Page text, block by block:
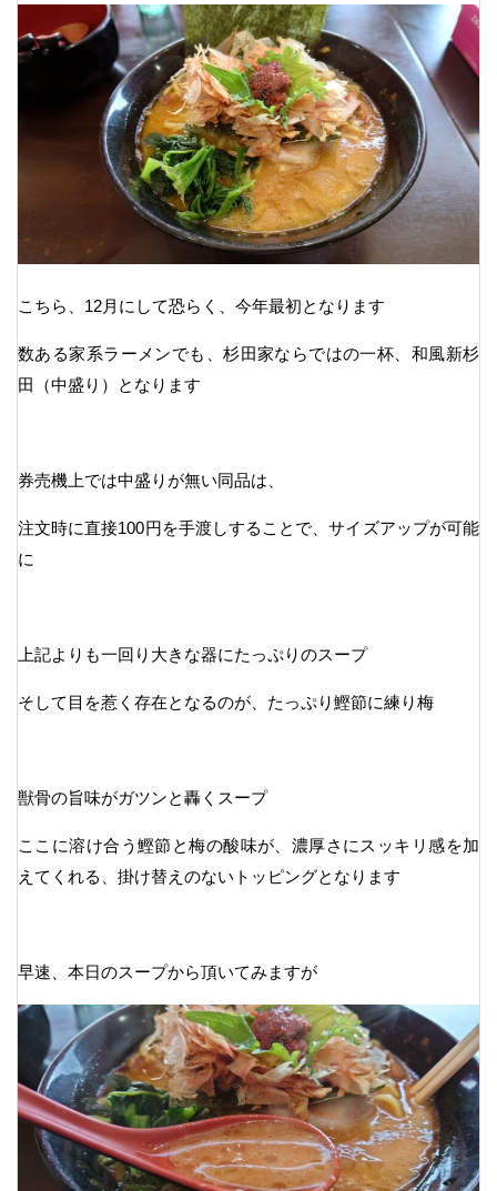
こちら、12月にして恐らく、今年最初となります
数ある家系ラーメンでも、杉田家ならではの一杯、和風新杉
田（中盛り）となります
券売機上では中盛りが無い同品は、
注文時に直接100円を手渡しすることで、サイズアップが可能
に
上記よりも一回り大きな器にたっぷりのスープ
そして目を惹く存在となるのが、たっぷり鰹節に練り梅
獣骨の旨味がガツンと轟くスープ
ここに溶け合う鰹節と梅の酸味が、濃厚さにスッキリ感を加
えてくれる、掛け替えのないトッピングとなります
早速、本日のスープから頂いてみますが